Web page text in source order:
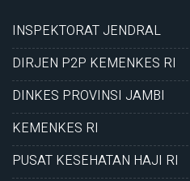
INSPEKTORAT JENDRAL
DIRJEN P2P KEMENKES RI
DINKES PROVINSI JAMBI
KEMENKES RI
PUSAT KESEHATAN HAJI RI